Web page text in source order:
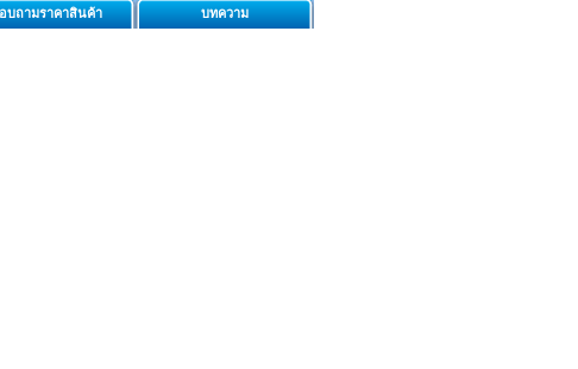
บถามราคาสินค้า บทความ